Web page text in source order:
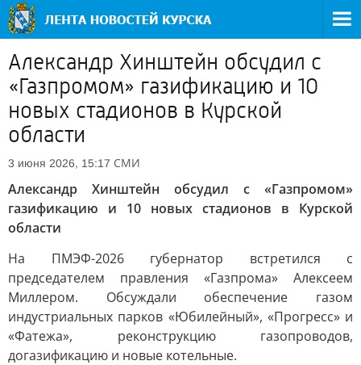
Александр Хинштейн обсудил с
«Газпромом» газификацию и 10
новых стадионов в Курской
области
3 июня 2026, 15:17 СМИ
Александр Хинштейн обсудил с «Газпромом»
газификацию и 10 новых стадионов в Курской
области
На ПМЭФ-2026 губернатор встретился с
председателем правления «Газпрома» Алексеем
Миллером. Обсуждали обеспечение газом
индустриальных парков «Юбилейный», «Прогресс» и
«Фатежа», реконструкцию газопроводов,
догазификацию и новые котельные.